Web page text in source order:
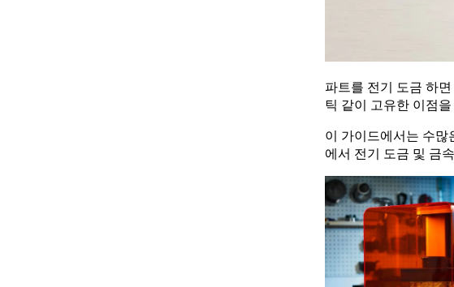
파트를 전기 도금 하
틱 같이 고유한 이점
이 가이드에서는 수
에서 전기 도금 및 금